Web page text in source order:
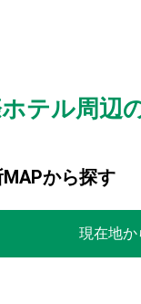
テル周辺
から探す
現在地か